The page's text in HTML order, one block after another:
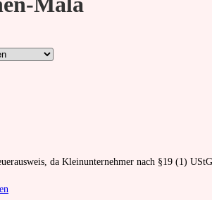
da Kleinunternehmer nach §19 (1)